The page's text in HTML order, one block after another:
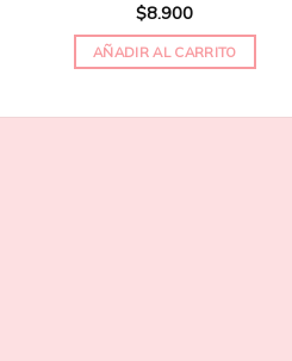
$8.900
AÑADIR AL CARRITO